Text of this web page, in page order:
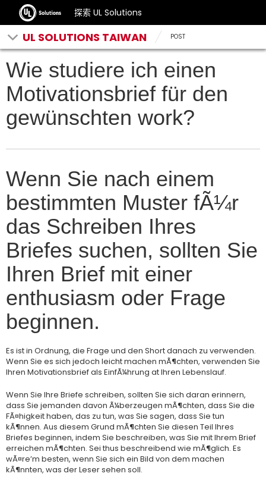
探索 UL Solutions
UL SOLUTIONS TAIWAN POST
Wie studiere ich einen
Motivationsbrief für den
gewünschten work?
Wenn Sie nach einem
bestimmten Muster fÃ¼r
das Schreiben Ihres
Briefes suchen, sollten Sie
Ihren Brief mit einer
enthusiasm oder Frage
beginnen.
Es ist in Ordnung, die Frage und den Short danach zu verwenden.
Wenn Sie es sich jedoch leicht machen mÃ¶chten, verwenden Sie
Ihren Motivationsbrief als EinfÃ¼hrung at Ihren Lebenslauf.
Wenn Sie Ihre Briefe schreiben, sollten Sie sich daran erinnern,
dass Sie jemanden davon Ã¼berzeugen mÃ¶chten, dass Sie die
FÃ¤higkeit haben, das zu tun, was Sie sagen, dass Sie tun
kÃ¶nnen. Aus diesem Grund mÃ¶chten Sie diesen Teil Ihres
Briefes beginnen, indem Sie beschreiben, was Sie mit Ihrem Brief
erreichen mÃ¶chten. Sei thus beschreibend wie mÃ¶glich. Es
wÃ¤re’m besten, wenn Sie sich ein Bild von dem machen
kÃ¶nnten, was der Leser sehen soll.